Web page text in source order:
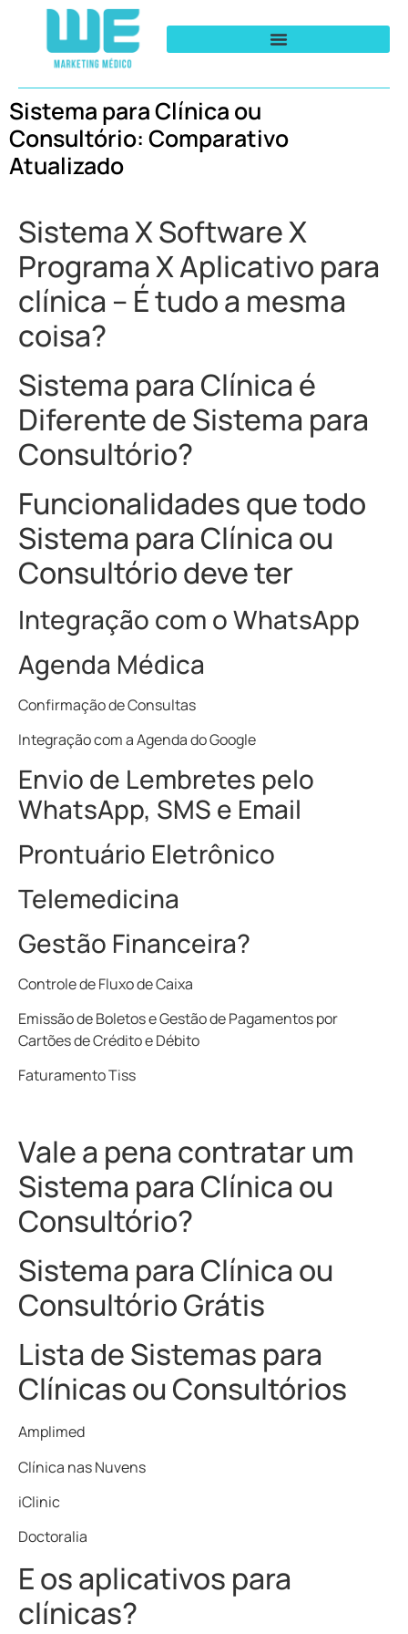
Sistema para Clínica ou
Consultório: Comparativo
Atualizado
Sistema X Software X
Programa X Aplicativo para
clínica – É tudo a mesma
coisa?
Sistema para Clínica é
Diferente de Sistema para
Consultório?
Funcionalidades que todo
Sistema para Clínica ou
Consultório deve ter
Integração com o WhatsApp
Agenda Médica
Confirmação de Consultas
Integração com a Agenda do Google
Envio de Lembretes pelo
WhatsApp, SMS e Email
Prontuário Eletrônico
Telemedicina
Gestão Financeira?
Controle de Fluxo de Caixa
Emissão de Boletos e Gestão de Pagamentos por
Cartões de Crédito e Débito
Faturamento Tiss
Vale a pena contratar um
Sistema para Clínica ou
Consultório?
Sistema para Clínica ou
Consultório Grátis
Lista de Sistemas para
Clínicas ou Consultórios
Amplimed
Clínica nas Nuvens
iClinic
Doctoralia
E os aplicativos para
clínicas?